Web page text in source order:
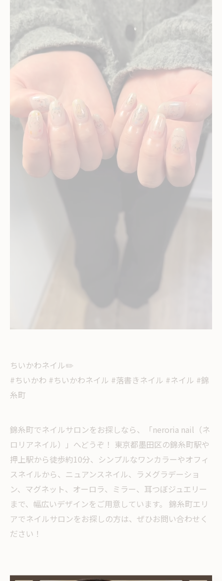
ちいかわネイル✏️
#ちいかわ #ちいかわネイル #落書きネイル #ネイル #錦
糸町
錦糸町でネイルサロンをお探しなら、「neroria nail（ネ
ロリアネイル）」へどうぞ！ 東京都墨田区の錦糸町駅や
押上駅から徒歩約10分、シンプルなワンカラーやオフィ
スネイルから、ニュアンスネイル、ラメグラデーショ
ン、マグネット、オーロラ、ミラー、耳つぼジュエリー
まで、幅広いデザインをご用意しています。 錦糸町エリ
アでネイルサロンをお探しの方は、ぜひお問い合わせく
ださい！